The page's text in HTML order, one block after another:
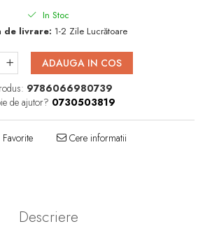
și Tinerii
In Stoc
de livrare: 1-2 Zile Lucrătoare
ADAUGA IN COS
9786066980739
de ajutor? 0730503819
Cere informatii
Descriere